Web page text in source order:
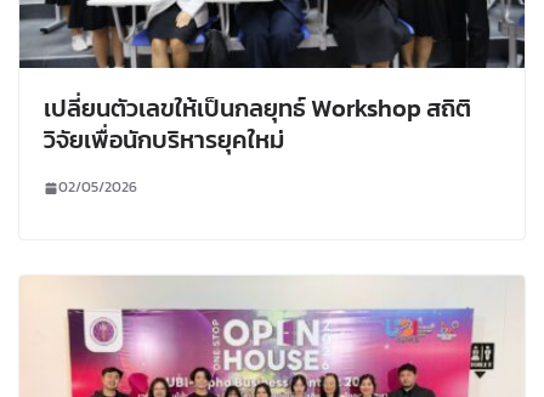
เปลี่ยนตัวเลขให้เป็นกลยุทธ์ Workshop สถิติ
วิจัยเพื่อนักบริหารยุคใหม่
02/05/2026